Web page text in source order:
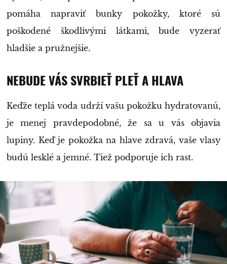
pomáha napraviť bunky pokožky, ktoré sú
poškodené škodlivými látkami, bude vyzerať
hladšie a pružnejšie.
NEBUDE VÁS SVRBIEŤ PLEŤ A HLAVA
Keďže teplá voda udrží vašu pokožku hydratovanú,
je menej pravdepodobné, že sa u vás objavia
lupiny. Keď je pokožka na hlave zdravá, vaše vlasy
budú lesklé a jemné. Tiež podporuje ich rast.